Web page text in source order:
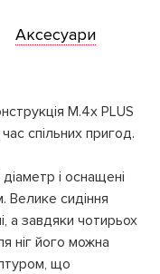
Аксесуари
M.4x PLUS
спільних пригод.
і оснащені
Велике сидіння
а завдяки чотирьох
ніг його можна
що